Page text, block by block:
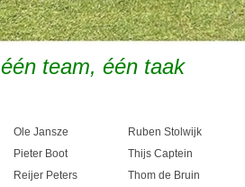
één team, één taak
Ole Jansze
Ruben Stolwijk
Pieter Boot
Thijs Captein
Reijer Peters
Thom de Bruin